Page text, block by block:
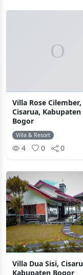
Villa Rose Cilember,
Cisarua, Kabupaten
Bogor
Villa & Resort
4 0 0
Villa Dua Sisi,
Kabupaten Bogor